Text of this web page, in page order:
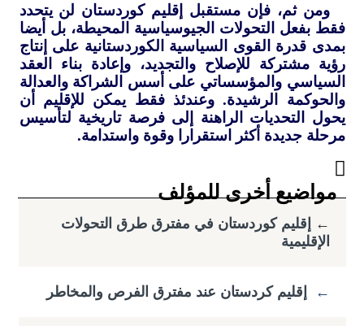
ومن ثم، فإن مستقبل إقليم كوردستان لن يتحدد
فقط بفعل التحولات الجيوسياسية المحيطة، بل أيضا
بمدى قدرة القوى السياسية الكوردستانية على إنتاج
رؤية مشتركة للإصلاح والتجديد، وإعادة بناء العقد
السياسي والمؤسساتي على أسس الشراكة والعدالة
والحوكمة الرشيدة. وعندئذ فقط يمكن للإقليم أن
يحول التحديات الراهنة إلى فرصة تاريخية لتأسيس
مرحلة جديدة أكثر استقرارا وقوة واستدامة.
مواضيع أخرى للمؤلف
←
​إقليم كوردستان في مفترق طرق التحولات
الإقليمية
← إقليم كردستان عند مفترق الفرص والمخاطر